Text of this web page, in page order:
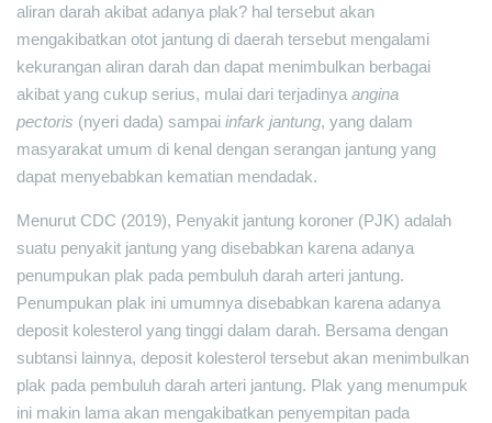
aliran darah akibat adanya plak? hal tersebut akan
mengakibatkan otot jantung di daerah tersebut mengalami
kekurangan aliran darah dan dapat menimbulkan berbagai
akibat yang cukup serius, mulai dari terjadinya angina
pectoris (nyeri dada) sampai infark jantung, yang dalam
masyarakat umum di kenal dengan serangan jantung yang
dapat menyebabkan kematian mendadak.
Menurut CDC (2019), Penyakit jantung koroner (PJK) adalah
suatu penyakit jantung yang disebabkan karena adanya
penumpukan plak pada pembuluh darah arteri jantung.
Penumpukan plak ini umumnya disebabkan karena adanya
deposit kolesterol yang tinggi dalam darah. Bersama dengan
subtansi lainnya, deposit kolesterol tersebut akan menimbulkan
plak pada pembuluh darah arteri jantung. Plak yang menumpuk
ini makin lama akan mengakibatkan penyempitan pada